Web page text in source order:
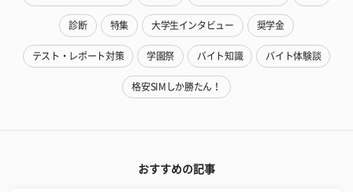
診断 特集 大学生インタビュー 奨学金
テスト・レポート対策 学園祭 バイト知識 バイト体験談
格安SIMしか勝たん！
おすすめの記事